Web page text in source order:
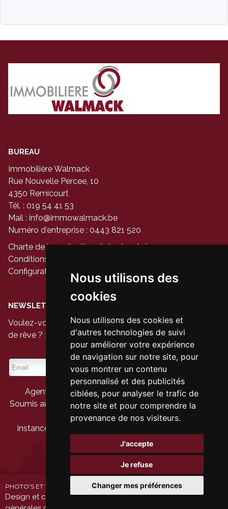
Nous utilisons des
cookies
Nous utilisons des cookies et
d'autres technologies de suivi
pour améliorer votre expérience
de navigation sur notre site, pour
vous montrer un contenu
personnalisé et des publicités
ciblées, pour analyser le trafic de
notre site et pour comprendre la
provenance de nos visiteurs.
J'accepte
Je refuse
Changer mes préférences
BUREAU
Immobilière Walmack
Rue Nouvelle Percee, 10
4350 Remicourt
Tél. : 019 54 41 53
Mail : info@immowalmack.be
Numéro d'entreprise : 0443 821 520
Charte de la protection de la vie privée
Conditions générales d'utilisation du site
Configuration des cookies
NEWSLETTER
Voulez-vous être le premier à voir les nouvelles maisons
de rêve ? Inscrivez-vous à notre newsletter aujourd'hui.
Agent immobilier agréé - Belgique - IPI 104 944
Soumis au code de déontologie suivantl'arrêté royal du
27 septembre 2006
Instance de contrôle :
1000 Bruxelles
PHOTO'S ET TEXTES COPYRIGHT © WALMACK
Design et code source copyright © Omnicasa -Conditions